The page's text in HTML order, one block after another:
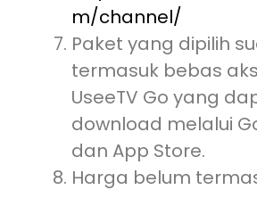
m/channel/
Paket yang dipilih
termasuk bebas
UseeTV Go yang
download melalui
dan App Store.
Harga belum